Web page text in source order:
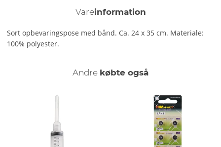
Vareinformation
Sort opbevaringspose med bånd. Ca. 24 x 35 cm. Materiale:
100% polyester.
Andre købte også